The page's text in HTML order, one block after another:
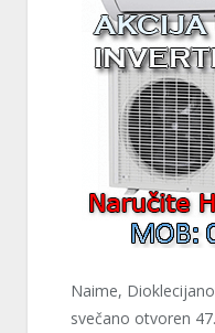
Naime,
svečano otvoren